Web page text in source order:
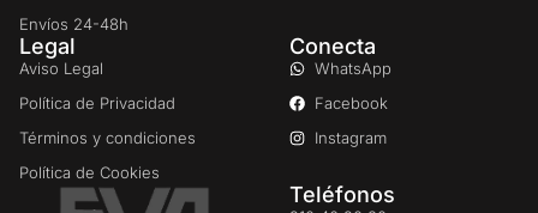
Envíos 24-48h
Legal
Aviso Legal
Política de Privacidad
Términos y condiciones
Política de Cookies
Conecta
WhatsApp
Facebook
Instagram
Teléfonos